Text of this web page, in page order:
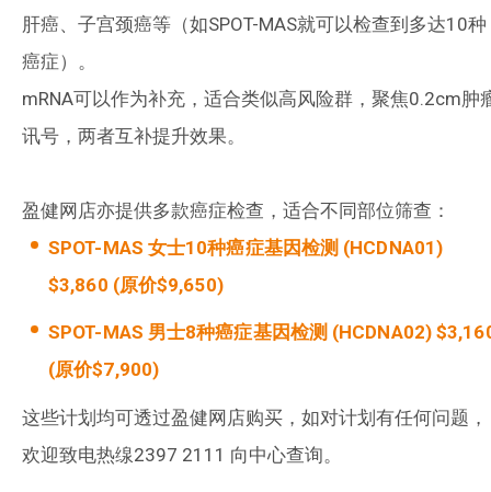
肝癌、子宫颈癌等（如SPOT-MAS就可以检查到多达10种
癌症）。
mRNA可以作为补充，适合类似高风险群，聚焦0.2cm肿
讯号，两者互补提升效果。
盈健网店亦提供多款癌症检查，适合不同部位筛查：
SPOT-MAS 女士10种癌症基因检测 (HCDNA01)
$3,860 (原价$9,650)
SPOT-MAS 男士8种癌症基因检测 (HCDNA02)
(原价$7,900)
这些计划均可透过盈健网店购买，如对计划有任何问题，
欢迎致电热缐2397 2111 向中心查询。